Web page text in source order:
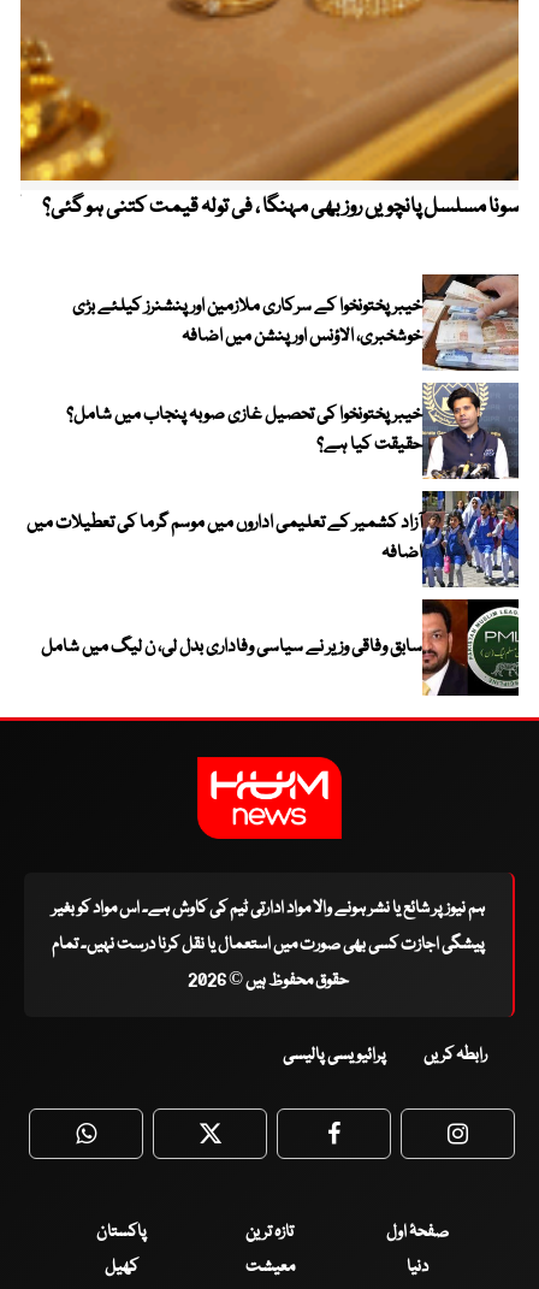
سونا مسلسل پانچویں روز بھی مہنگا ، فی تولہ قیمت کتنی ہو گئی؟
خیبرپختونخوا کے سرکاری ملازمین اور پنشنرز کیلئے بڑی
خوشخبری، الاؤنس اور پنشن میں اضافہ
خیبر پختونخوا کی تحصیل غازی صوبہ پنجاب میں شامل؟
حقیقت کیا ہے؟
آزاد کشمیر کے تعلیمی اداروں میں موسم گرما کی تعطیلات میں
اضافہ
سابق وفاقی وزیر نے سیاسی وفاداری بدل لی، ن لیگ میں شامل
ہم نیوز پر شائع یا نشر ہونے والا مواد ادارتی ٹیم کی کاوش ہے۔ اس مواد کو بغیر
پیشگی اجازت کسی بھی صورت میں استعمال یا نقل کرنا درست نہیں۔ تمام
حقوق محفوظ ہیں © 2026
رابطہ کریں پرائیویسی پالیسی
WhatsApp Twitter Facebook
صفحۂ اول تازہ ترین
پاکستان
دنیا
معیشت
کھیل